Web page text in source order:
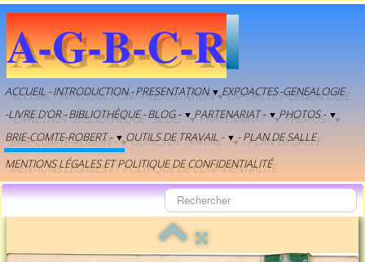
A-G-B-C-R
ACCUEIL -INTRODUCTION -PRESENTATION▼ EXPOACTES-GENEALOGIE
-LIVRE D'OR -BIBLIOTHÈQUE -BLOG - ▼ PARTENARIAT - ▼ PHOTOS - ▼
BRIE-COMTE-ROBERT - ▼ OUTILS DE TRAVAIL - ▼ - PLAN DE SALLE
MENTIONS LÉGALES ET POLITIQUE DE CONFIDENTIALITÉ